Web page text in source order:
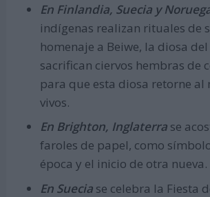
En Finlandia, Suecia y
indígenas realizan rituales de
homenaje a Beiwe, la diosa del
sacrifican ciervos hembras de
para que esta diosa retorne al
vivos.
En Brighton, Inglaterra se
faroles de papel, como
época y el inicio de otra nueva.
En Suecia se celebra la Fiesta